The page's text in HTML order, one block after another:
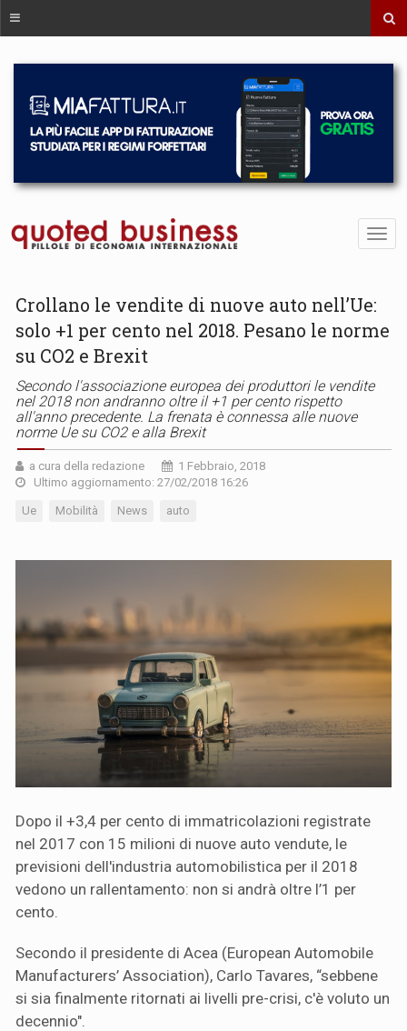
Crollano le vendite di nuove auto nell’Ue:
solo +1 per cento nel 2018. Pesano le norme
su CO2 e Brexit
Secondo l'associazione europea dei produttori le vendite
nel 2018 non andranno oltre il +1 per cento rispetto
all'anno precedente. La frenata è connessa alle nuove
norme Ue su CO2 e alla Brexit
a cura della redazione
1 Febbraio, 2018
Ultimo aggiornamento: 27/02/2018 16:26
Ue Mobilità News auto
Dopo il +3,4 per cento di immatricolazioni registrate
nel 2017 con 15 milioni di nuove auto vendute, le
previsioni dell'industria automobilistica per il 2018
vedono un rallentamento: non si andrà oltre l’1 per
cento.
Secondo il presidente di Acea (European Automobile
Manufacturers’ Association), Carlo Tavares, “sebbene
si sia finalmente ritornati ai livelli pre-crisi, c'è voluto un
decennio".